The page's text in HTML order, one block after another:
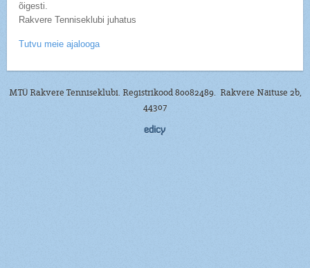
õigesti.
Rakvere Tenniseklubi juhatus
Tutvu meie ajalooga
MTÜ Rakvere Tenniseklubi. Registrikood 80082489. Rakvere Näituse 2b,
44307